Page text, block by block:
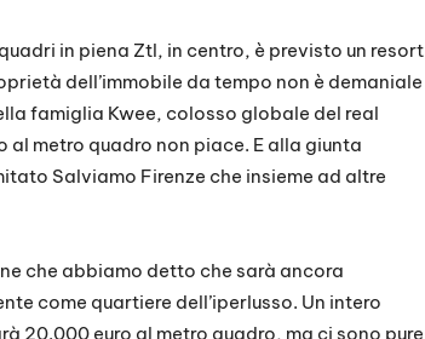
in piena Ztl, in centro, è previsto un resort
dell’immobile da tempo non è demaniale
famiglia Kwee, colosso globale del real
metro quadro non piace. E alla giunta
Salviamo Firenze che insieme ad altre
che abbiamo detto che sarà ancora
come quartiere dell’iperlusso. Un intero
20.000 euro al metro quadro, ma ci sono pure